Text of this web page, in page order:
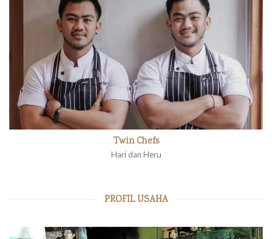
Twin Chefs
Hari dan Heru
PROFIL USAHA